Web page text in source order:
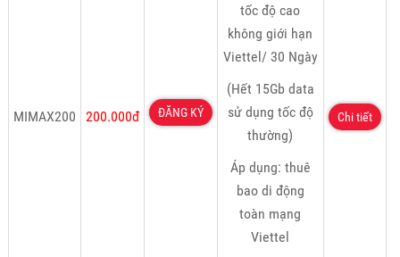
MIMAX200 200.000đ ĐĂNG KÝ
tốc độ cao
không giới hạn
Viettel/ 30 Ngày
(Hết 15Gb data
sử dụng tốc độ
thường)
Áp dụng: thuê
bao di động
toàn mạng
Viettel
Chi tiết